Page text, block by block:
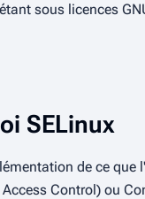
sous licences
SELinux
de ce que
Control) ou